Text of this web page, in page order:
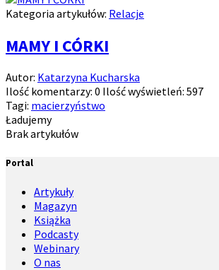
Kategoria artykułów: Relacje
MAMY I CÓRKI
Autor: Katarzyna Kucharska
Ilość komentarzy: 0 Ilość wyświetleń: 597
Tagi: macierzyństwo
Ładujemy
Brak artykułów
Portal
Artykuły
Magazyn
Książka
Podcasty
Webinary
O nas